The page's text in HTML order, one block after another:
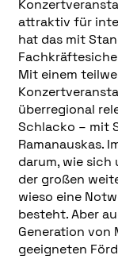
attraktiv für
hat das mit
Mit einem
überregional
Schlacko – mit
Ramanauskas.
darum, wie sich
der großen
wieso eine
besteht. Aber
Generation von
geeigneten